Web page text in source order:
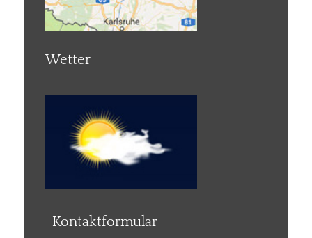
Wetter
Kontaktformular